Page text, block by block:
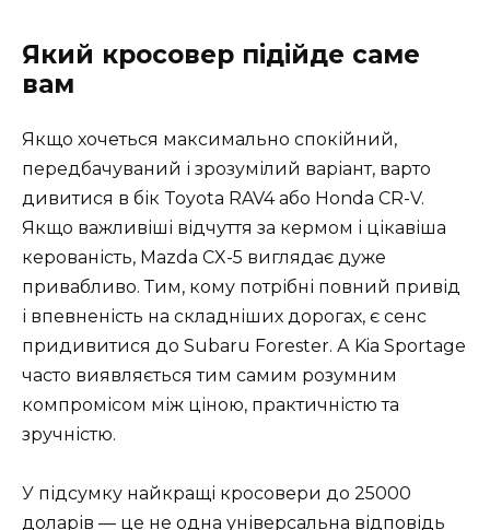
Який кросовер підійде саме
вам
Якщо хочеться максимально спокійний,
передбачуваний і зрозумілий варіант, варто
дивитися в бік Toyota RAV4 або Honda CR-V.
Якщо важливіші відчуття за кермом і цікавіша
керованість, Mazda CX-5 виглядає дуже
привабливо. Тим, кому потрібні повний привід
і впевненість на складніших дорогах, є сенс
придивитися до Subaru Forester. А Kia Sportage
часто виявляється тим самим розумним
компромісом між ціною, практичністю та
зручністю.
У підсумку найкращі кросовери до 25000
доларів — це не одна універсальна відповідь